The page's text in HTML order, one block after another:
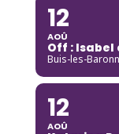
12
AOÛ
Off : Isabel
Buis-les-
12
AOÛ